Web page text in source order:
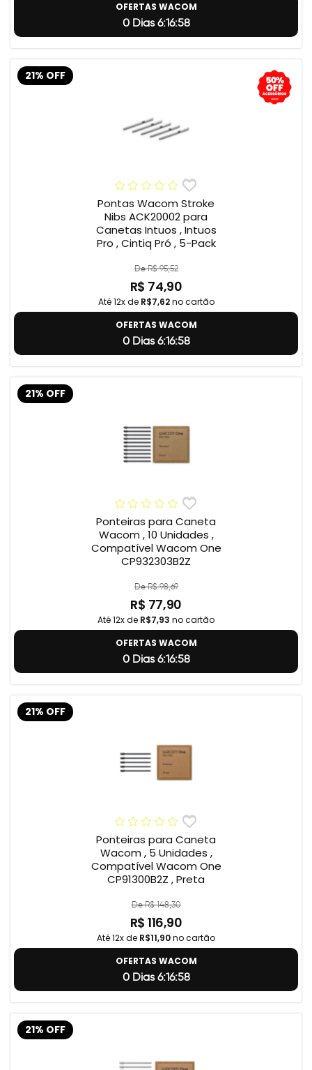
OFERTAS WACOM
0 Dias 6:16:57
21% OFF
Pontas Wacom Stroke
Nibs ACK20002 para
Canetas Intuos , Intuos
Pro , Cintiq Pró , 5-Pack
De R$ 95,52
R$ 74,90
Até 12x de R$7,62no cartão
OFERTAS WACOM
0 Dias 6:16:57
21% OFF
Ponteiras para Caneta
Wacom , 10 Unidades ,
Compatível Wacom One
CP932303B2Z
De R$ 98,69
R$ 77,90
Até 12x de R$7,93 no cartão
OFERTAS WACOM
0 Dias 6:16:57
21% OFF
Ponteiras para Caneta
Wacom , 5 Unidades ,
Compatível Wacom One
CP91300B2Z , Preta
De R$ 148,30
R$ 116,90
Até 12x de R$11,90no cartão
OFERTAS WACOM
0 Dias 6:16:57
21% OFF